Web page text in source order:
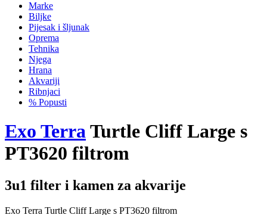
Marke
Biljke
Pijesak i šljunak
Oprema
Tehnika
Njega
Hrana
Akvariji
Ribnjaci
% Popusti
Exo TerraTurtle Cliff Large s
PT3620 filtrom
3u1 filter i kamen za akvarije
Exo Terra Turtle Cliff Large s PT3620 filtrom